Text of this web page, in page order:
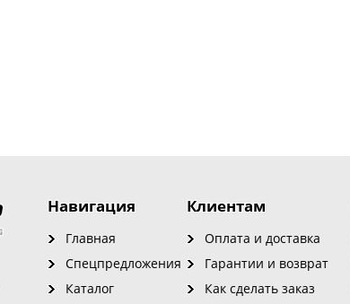
Навигация
Главная
Спецпредложения
Каталог
Клиентам
Оплата и доставка
Гарантии и возврат
Как сделать заказ